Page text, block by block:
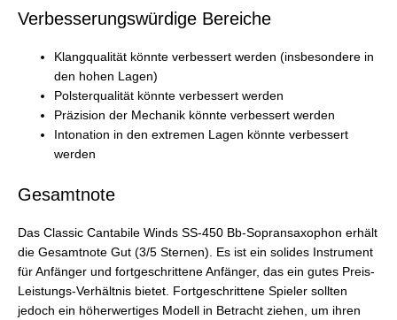
Verbesserungswürdige Bereiche
Klangqualität könnte verbessert werden (insbesondere in
den hohen Lagen)
Polsterqualität könnte verbessert werden
Präzision der Mechanik könnte verbessert werden
Intonation in den extremen Lagen könnte verbessert
werden
Gesamtnote
Das Classic Cantabile Winds SS-450 Bb-Sopransaxophon erhält
die Gesamtnote Gut (3/5 Sternen). Es ist ein solides Instrument
für Anfänger und fortgeschrittene Anfänger, das ein gutes Preis-
Leistungs-Verhältnis bietet. Fortgeschrittene Spieler sollten
jedoch ein höherwertiges Modell in Betracht ziehen, um ihren